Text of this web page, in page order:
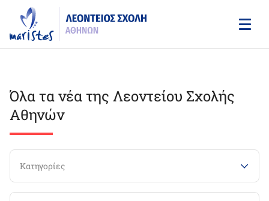
main
content
Όλα τα νέα της Λεοντείου Σχολής
Αθηνών
Κατηγορίες